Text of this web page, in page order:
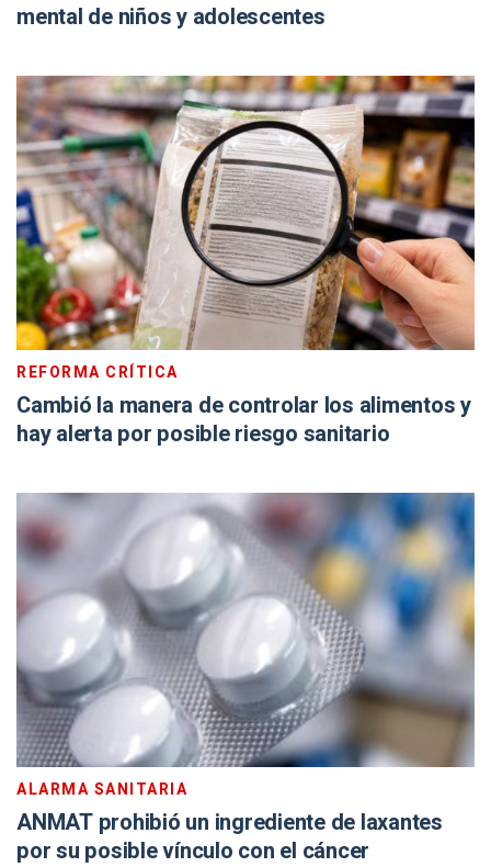
mental de niños y adolescentes
REFORMA CRÍTICA
Cambió la manera de controlar los alimentos y
hay alerta por posible riesgo sanitario
ALARMA SANITARIA
ANMAT prohibió un ingrediente de laxantes
por su posible vínculo con el cáncer